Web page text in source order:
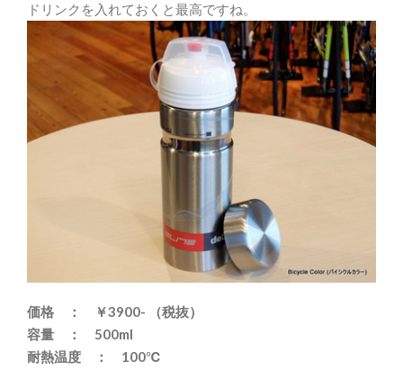
ドリンクを入れておくと最高ですね。
価格 ： ￥3900- （税抜）
容量 ： 500ml
耐熱温度 ： 100℃